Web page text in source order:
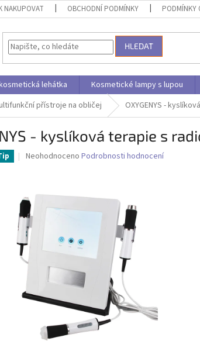
NAKUPOVAT OBCHODNÍ PODMÍNKY PODMÍNKY
HLEDAT
lehátka Kosmetické lampy s lupou
přístroje na obličej OXYGENYS -
- kyslíková terapie s
Průměrné
0,0
z
5
hvězdiček.
Neohodnoceno Podrobnosti hodnocení